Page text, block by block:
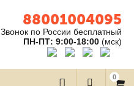
88001004095
Звонок по России бесплатный
ПН-ПТ: 9:00-18:00 (мск)
0